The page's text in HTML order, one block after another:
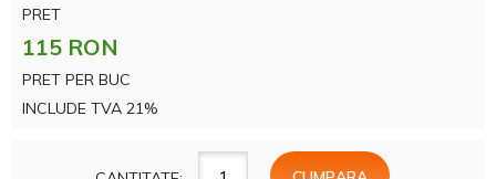
PRET
115 RON
PRET PER BUC
INCLUDE TVA 21%